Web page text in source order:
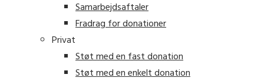
Samarbejdsaftaler
Fradrag for donationer
Privat
Støt med en fast donation
Støt med en enkelt donation